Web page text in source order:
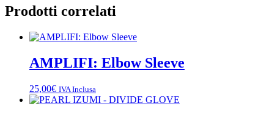
Prodotti correlati
AMPLIFI: Elbow Sleeve
25,00€ IVA Inclusa